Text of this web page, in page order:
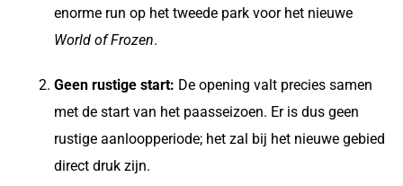
enorme run op het tweede park voor het nieuwe
World of Frozen.
Geen rustige start: De opening valt precies samen
met de start van het paasseizoen. Er is dus geen
rustige aanloopperiode; het zal bij het nieuwe gebied
direct druk zijn.